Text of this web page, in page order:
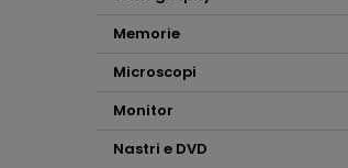
Memorie
Microscopi
Monitor
Nastri e DVD